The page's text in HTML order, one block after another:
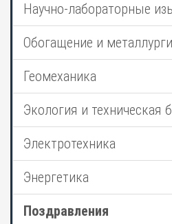
Научно-лабораторные
Обогащение и
Геомеханика
Экология и техническая
Электротехника
Энергетика
Поздравления